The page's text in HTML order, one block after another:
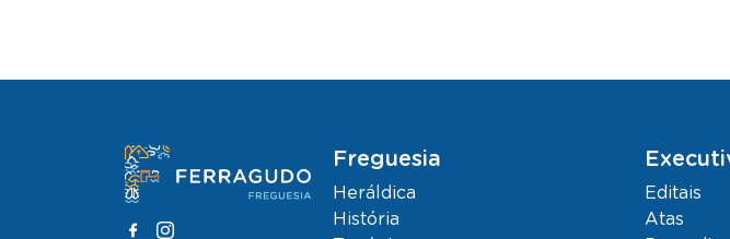
Freguesia
Heráldica
História
Editais
Atas